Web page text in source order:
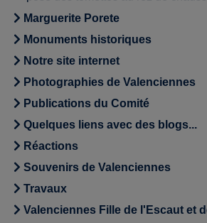
Marguerite Porete
Monuments historiques
Notre site internet
Photographies de Valenciennes
Publications du Comité
Quelques liens avec des blogs...
Réactions
Souvenirs de Valenciennes
Travaux
Valenciennes Fille de l'Escaut et